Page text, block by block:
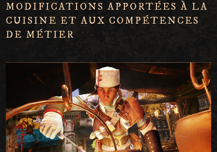
MODIFICATIONS APPORTÉES À LA
CUISINE ET AUX COMPÉTENCES
DE MÉTIER